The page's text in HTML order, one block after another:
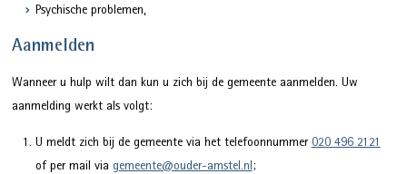
Psychische problemen,
Aanmelden
Wanneer u hulp wilt dan kun u zich bij de gemeente aanmelden. Uw
aanmelding werkt als volgt:
U meldt zich bij de gemeente via het telefoonnummer 020 496 2121
of per mail via gemeente@ouder-amstel.nl;